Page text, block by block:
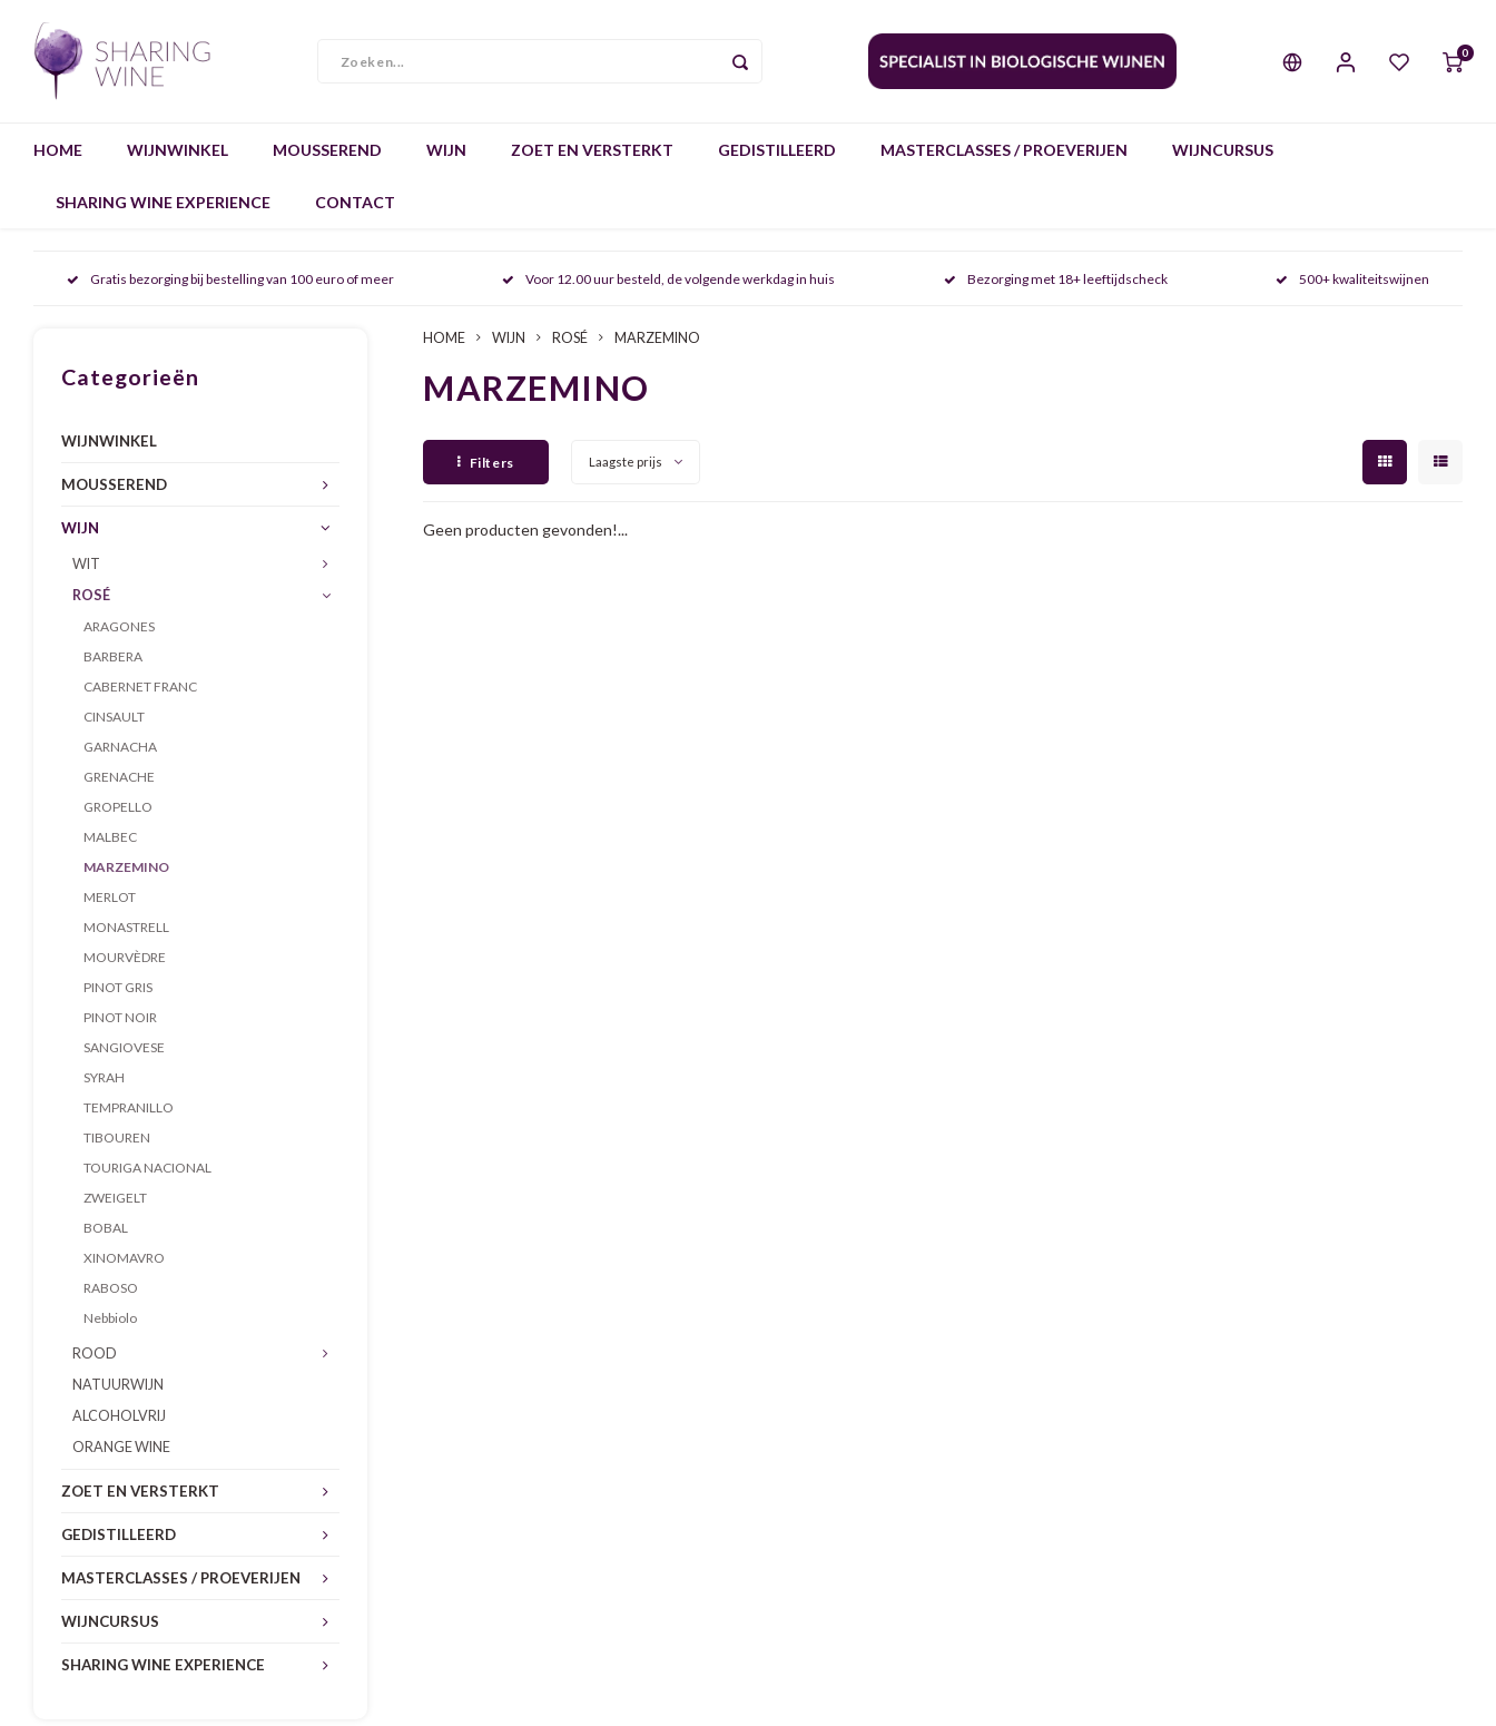
0
HOME WIJNWINKEL MOUSSEREND WIJN ZOET EN VERSTERKT GEDISTILLEERD MASTERCLASSES / PROEVERIJEN WIJNCURSUS
SHARING WINE EXPERIENCE CONTACT
Gratis bezorging bij bestelling van 100 euro of meer Voor 12.00 uur besteld, de volgende werkdag in huis Bezorging met 18+ leeftijdscheck 500+ kwaliteitswijnen
Categorieën
WIJNWINKEL
MOUSSEREND
WIJN
WIT
ROSÉ
ARAGONES
BARBERA
CABERNET FRANC
CINSAULT
GARNACHA
GRENACHE
GROPELLO
MALBEC
MARZEMINO
MERLOT
MONASTRELL
MOURVÈDRE
PINOT GRIS
PINOT NOIR
SANGIOVESE
SYRAH
TEMPRANILLO
TIBOUREN
TOURIGA NACIONAL
ZWEIGELT
BOBAL
XINOMAVRO
RABOSO
Nebbiolo
ROOD
NATUURWIJN
ALCOHOLVRIJ
ORANGE WINE
ZOET EN VERSTERKT
GEDISTILLEERD
MASTERCLASSES / PROEVERIJEN
WIJNCURSUS
SHARING WINE EXPERIENCE
HOME WIJN ROSÉ MARZEMINO
MARZEMINO
Filters Laagste prijs
Geen producten gevonden!...